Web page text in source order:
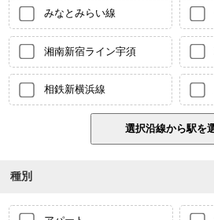
みなとみらい線
湘南新宿ライン宇須
相鉄新横浜線
種別